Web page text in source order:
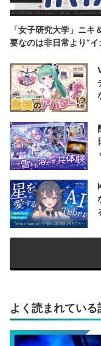
「女子研究大学」ニ
要なのは非日常より“
よく読まれている